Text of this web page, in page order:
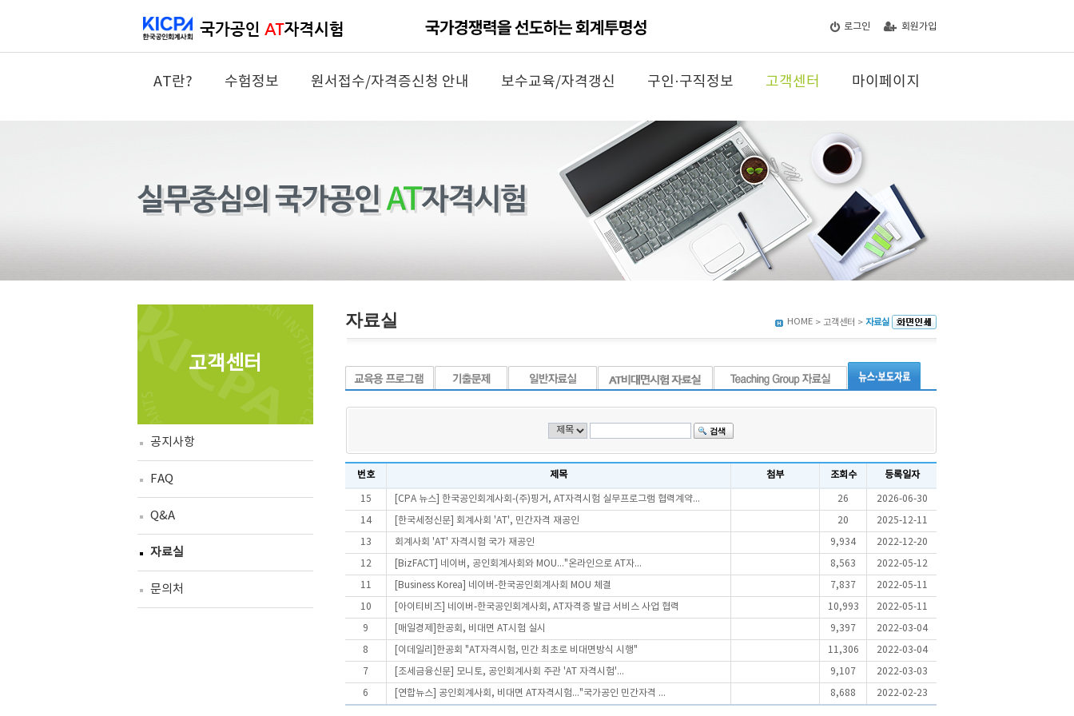
로그인 회원가입
AT란? 수험정보 원서접수/자격증신청 안내 보수교육/자격갱신 구인·구직정보 고객센터 마이페이지
고객센터
공지사항
FAQ
Q&A
자료실
문의처
자료실 HOME > 고객센터 > 자료실
번호 제목 첨부 조회수 등록일자
15 [CPA 뉴스] 한국공인회계사회-(주)핑거, AT자격시험 실무프로그램 협력계약... 26 2026-06-30
14 [한국세정신문] 회계사회 'AT', 민간자격 재공인 20 2025-12-11
13 회계사회 'AT' 자격시험 국가 재공인 9,934 2022-12-20
12 [BizFACT] 네이버, 공인회계사회와 MOU..."온라인으로 AT자... 8,563 2022-05-12
11 [Business Korea] 네이버-한국공인회계사회 MOU 체결 7,837 2022-05-11
10 [아이티비즈] 네이버-한국공인회계사회, AT자격증 발급 서비스 사업 협력 10,993 2022-05-11
9 [매일경제]한공회, 비대면 AT시험 실시 9,397 2022-03-04
8 [이데일리]한공회 "AT자격시험, 민간 최초로 비대면방식 시행" 11,306 2022-03-04
7 [조세금융신문] 모니토, 공인회계사회 주관 'AT 자격시험'... 9,107 2022-03-03
6 [연합뉴스] 공인회계사회, 비대면 AT자격시험..."국가공인 민간자격 ... 8,688 2022-02-23